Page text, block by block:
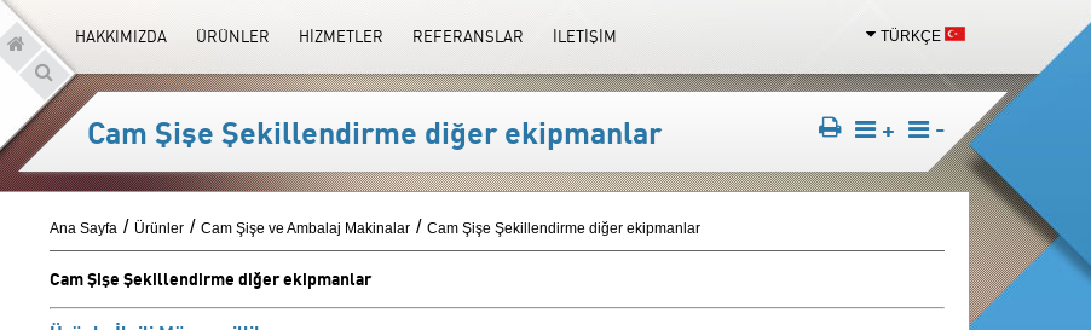
HAKKIMIZDA ÜRÜNLER HİZMETLER REFERANSLAR İLETİŞİM
TÜRKÇE
TÜRKÇE
ENGLISH
Cam Şişe Şekillendirme diğer ekipmanlar + -
Ana Sayfa Ürünler Cam Şişe ve Ambalaj Makinalar Cam Şişe Şekillendirme diğer ekipmanlar
Cam Şişe Şekillendirme diğer ekipmanlar